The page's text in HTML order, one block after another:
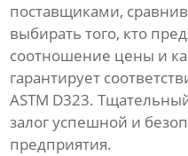
поставщиками,
выбирать того, кто
соотношение цены и
гарантирует
ASTM D323.
залог успешной и
предприятия.